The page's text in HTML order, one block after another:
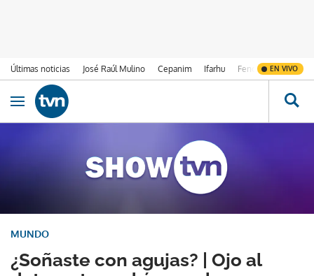
Últimas noticias José Raúl Mulino Cepanim Ifarhu Fenómeno de El
EN VIVO
Ir al contenido
Obrir navegació
¿Soñaste con agujas? | Ojo al
MUNDO